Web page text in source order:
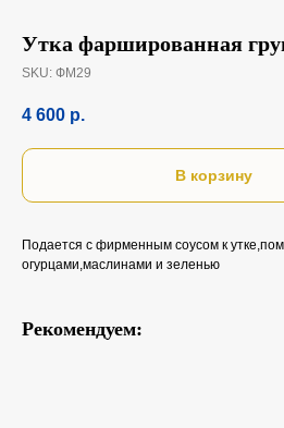
Утка фаршированная
SKU: ФМ29
4 600 р.
В корзину
Подается с фирменным соусом к
огурцами,маслинами и зеленью
Рекомендуем: